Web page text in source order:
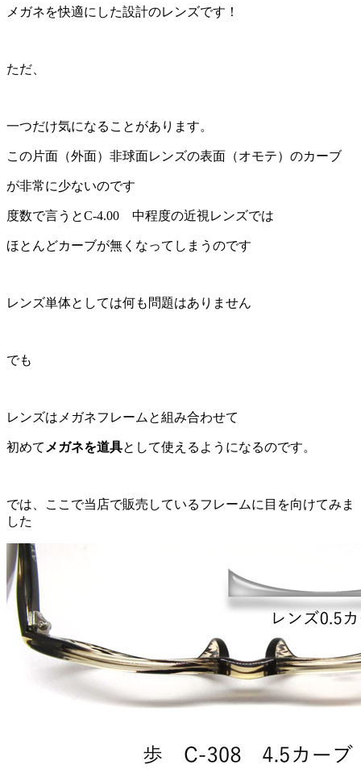
メガネを快適にした設計のレンズです！
ただ、
一つだけ気になることがあります。
この片面（外面）非球面レンズの表面（オモテ）のカーブ
が非常に少ないのです
度数で言うとC-4.00 中程度の近視レンズでは
ほとんどカーブが無くなってしまうのです
レンズ単体としては何も問題はありません
でも
レンズはメガネフレームと組み合わせて
初めて メガネを道具として使えるようになるのです。
では、ここで当店で販売しているフレームに目を向けてみま
した